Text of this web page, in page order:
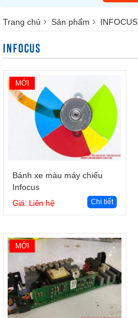
Trang chủ Sản phẩm INFOCUS
INFOCUS
MỚI
Giỏ hàng
Bánh xe màu máy chiếu
Infocus
Giá: Liên hệ
Chi tiết
MỚI